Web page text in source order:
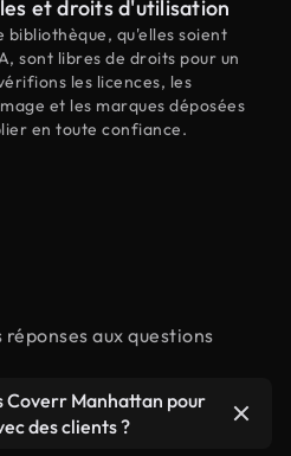
et droits d'utilisation
bibliothèque, qu'elles soient
sont libres de droits pour un
les licences, les
et les marques déposées
en toute confiance.
aux questions
Coverr Manhattan pour
des clients ?